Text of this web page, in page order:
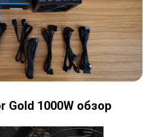
Gold 1000W обзор